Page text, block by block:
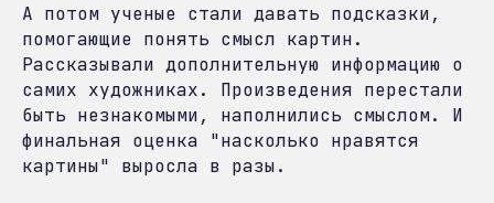
А потом ученые стали давать подсказки,
помогающие понять смысл картин.
Рассказывали дополнительную информацию о
самих художниках. Произведения перестали
быть незнакомыми, наполнились смыслом. И
финальная оценка "насколько нравятся
картины" выросла в разы.